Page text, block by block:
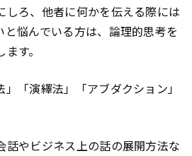
ろ、他者に何かを伝える際には
悩んでいる方は、論理的思考を
す。
「演繹法」「アブダクション」
やビジネス上の話の展開方法な